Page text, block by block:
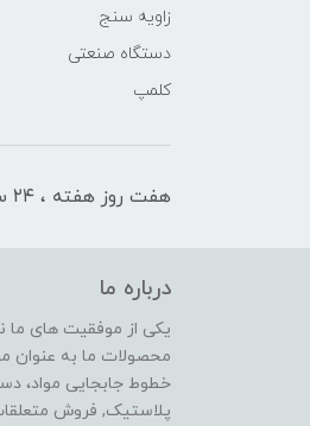
زاویه سنج
دستگاه صنعتی
کلمپ
هفت روز هفته ، ۲۴ ساعت شبانه‌روز پاسخگوی شما هستیم
درباره ما
محصولات ما به عنوان
خطوط جابجایی مواد،
پلاستیک, فروش